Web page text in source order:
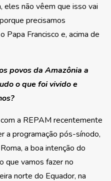
eles não vêem que isso vai
precisamos
Papa Francisco e, acima de
povos da Amazônia a
o que foi vivido e
a REPAM recentemente
a programação pós-sínodo,
a boa intenção do
que vamos fazer no
norte do Equador, na